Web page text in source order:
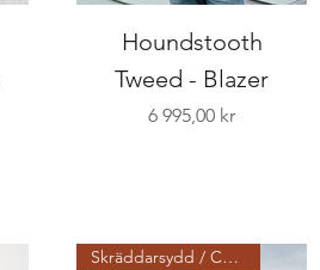
Houndstooth
Tweed - Blazer
Pris
6 995,00 kr
Skräddarsydd / Custom made